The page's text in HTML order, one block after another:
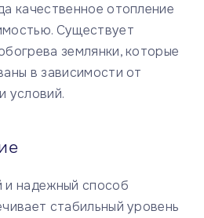
качественное отопление
Существует
землянки, которые
в зависимости от
условий.
и надежный способ
стабильный уровень